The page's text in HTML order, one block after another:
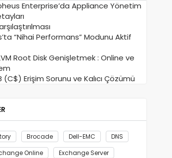
Enterprise’da Appliance Yönetim
“Nihai Performans” Modunu Aktif
Root Disk Genişletmek : Online ve
(C$) Erişim Sorunu ve Kalıcı Çözümü
Brocade Dell-EMC
DNS
Online
Exchange Server